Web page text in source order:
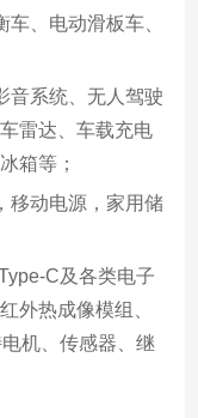
、电动滑板车、
音系统、无人驾驶
雷达、车载充电
箱等；
移动电源，家用储
C及各类电子
外热成像模组、
机、传感器、继